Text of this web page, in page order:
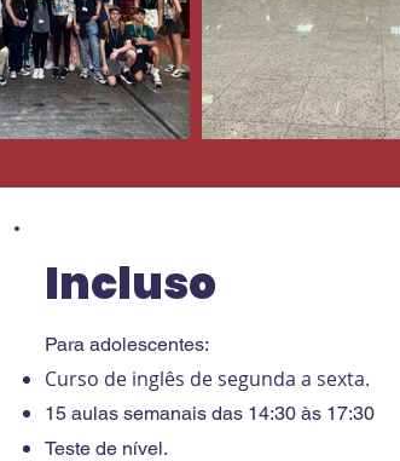
Incluso
Para adolescentes:
Curso de inglês de segunda a sexta.
15 aulas semanais das 14:30 às 17:30
Teste de nível.